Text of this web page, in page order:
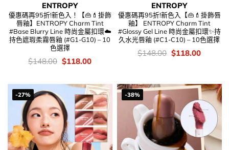
ENTROPY
優惠碼再95折!新色入！【👜💄掛飾
唇釉】ENTROPY Charm Tint
#Base Blurry Line 時尚金屬扣環☁️
持色遮瑕柔霧唇釉 (#G1-G10) – 10
色選擇
價
錢：
$148.00 Original
price
$148.00.
$118.00Current
$118.00.
ENTROPY
優惠碼再95折!新色入【👜💄掛飾唇
釉】 ENTROPY Charm Tint
#Glossy Gel Line 時尚金屬扣環✨持
久水光唇釉 (#C1-C10) – 10色選擇
價
錢：
$148.00 Original
price
$118.00Current
-27% -38%